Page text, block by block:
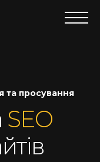
та просування
SEO